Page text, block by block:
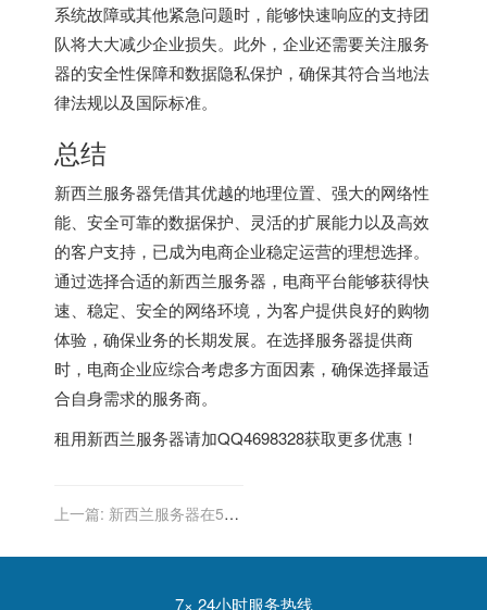
系统故障或其他紧急问题时，能够快速响应的支持团
队将大大减少企业损失。此外，企业还需要关注服务
器的安全性保障和数据隐私保护，确保其符合当地法
律法规以及国际标准。
总结
新西兰服务器凭借其优越的地理位置、强大的网络性
能、安全可靠的数据保护、灵活的扩展能力以及高效
的客户支持，已成为电商企业稳定运营的理想选择。
通过选择合适的新西兰服务器，电商平台能够获得快
速、稳定、安全的网络环境，为客户提供良好的购物
体验，确保业务的长期发展。在选择服务器提供商
时，电商企业应综合考虑多方面因素，确保选择最适
合自身需求的服务商。
租用新西兰服务器请加QQ4698328获取更多优惠！
上一篇: 新西兰服务器在5G
7× 24小时服务热线